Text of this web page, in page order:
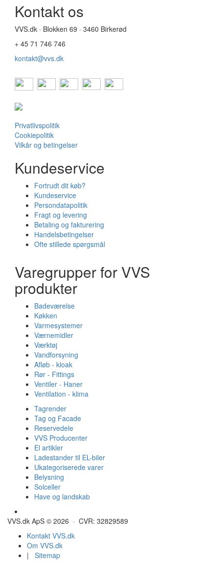
Kontakt os
VVS.dk · Blokken 69 · 3460 Birkerød
+ 45 71 746 746
kontakt@vvs.dk
Privatlivspolitik
Cookiepolitik
Vilkår og betingelser
Kundeservice
Fortrudt dit køb?
Kundeservice
Persondatapolitik
Fragt og levering
Betaling og fakturering
Handelsbetingelser
Ofte stillede spørgsmål
Varegrupper for VVS
produkter
Badeværelse
Køkken
Varmesystemer
Værnemidler
Værktøj
Vandforsyning
Afløb - kloak
Rør - Fittings
Ventiler - Haner
Ventilation - klima
Tagrender
Tag og Facade
Reservedele
VVS Producenter
El artikler
Ladestander til EL-biler
Ukategoriserede varer
Belysning
Solceller
Have og landskab
VVS.dk ApS © 2026 · CVR: 32829589
Kontakt VVS.dk
Om VVS.dk
| Sitemap